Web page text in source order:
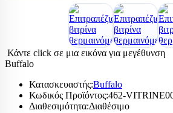
Κάντε click σε μια εικόνα για μεγέθυνση
Buffalo
Κατασκευαστής:Buffalo
Κωδικός Προϊόντος:462-
Διαθεσιμότητα:Διαθέσιμο